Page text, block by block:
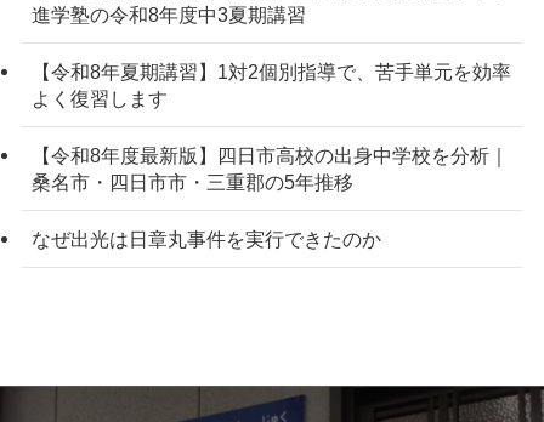
進学塾の令和8年度中3夏期講習
【令和8年夏期講習】1対2個別指導で、苦手単元を効率
よく復習します
【令和8年度最新版】四日市高校の出身中学校を分析｜
桑名市・四日市市・三重郡の5年推移
なぜ出光は日章丸事件を実行できたのか